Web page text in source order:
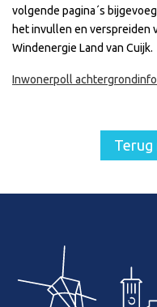
volgende pagina´s
het invullen en verspreiden
Windenergie Land van Cuijk.
Inwonerpoll
Terug